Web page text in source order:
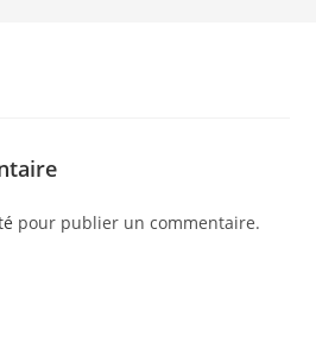
pour publier un commentaire.